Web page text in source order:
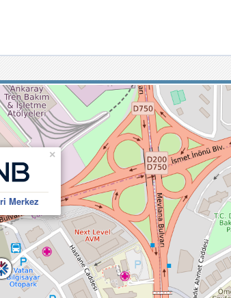
Merkez
×